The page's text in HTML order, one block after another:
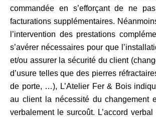
commandée en s’efforçant de ne
facturations supplémentaires.
l’intervention des prestations
s’avérer nécessaires pour que
et/ou assurer la sécurité du client
d’usure telles que des pierres
de porte, …), L’Atelier Fer & Bois
au client la nécessité du changement
verbalement le surcoût. L’accord